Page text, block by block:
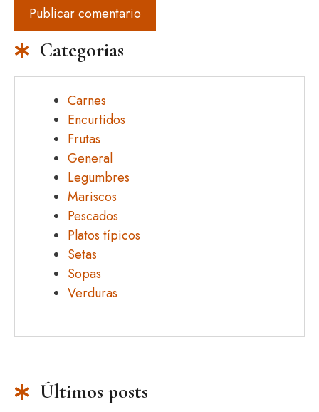
Categorias
Carnes
Encurtidos
Frutas
General
Legumbres
Mariscos
Pescados
Platos típicos
Setas
Sopas
Verduras
Últimos posts